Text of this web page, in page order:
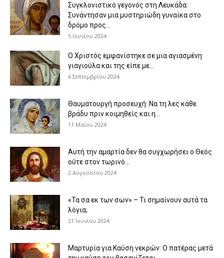
Συγκλονιστικό γεγονός στη Λευκάδα:
Συνάντησαν μια μυστηριώδη γυναίκα στο
δρόμο προς...
5 Ιουνίου 2024
Ο Χριστός εμφανίστηκε σε μια αγιασμένη
γιαγιούλα και της είπε με...
6 Σεπτεμβρίου 2024
Θαυματουργή προσευχή: Να τη λες κάθε
βράδυ πριν κοιμηθείς και η...
11 Μαΐου 2024
Αυτή την αμαρτία δεν θα συγχωρήσει ο Θεός
ούτε στον τωρινό...
2 Αυγούστου 2024
«Τα σα εκ των σων» – Τι σημαίνουν αυτά τα
λόγια;
21 Ιουνίου 2024
Μαρτυρία για Καύση νεκρών: Ο πατέρας μετά